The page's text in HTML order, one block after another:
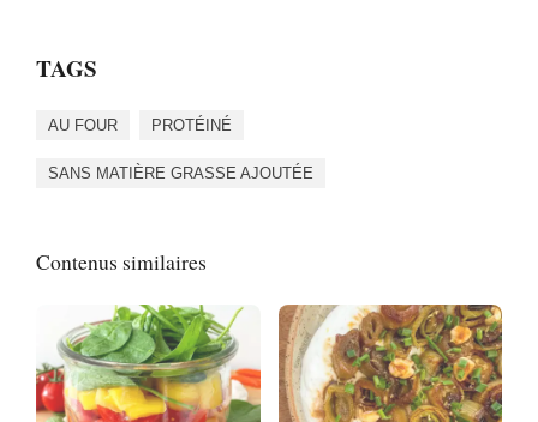
TAGS
AU FOUR PROTÉINÉ
SANS MATIÈRE GRASSE AJOUTÉE
Contenus similaires